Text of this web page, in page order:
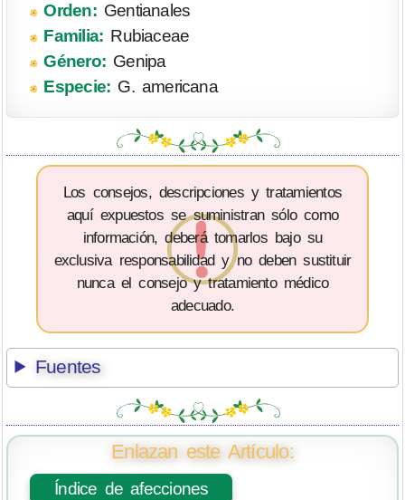
Orden:Gentianales
Familia: Rubiaceae
Género: Genipa
Especie: G. americana
Los consejos, descripciones y tratamientos
aquí expuestos se suministran sólo como
información, deberá tomarlos bajo su
exclusiva responsabilidad y no deben sustituir
nunca el consejo y tratamiento médico
adecuado.
Fuentes
Enlazan este Artículo:
Índice de afecciones